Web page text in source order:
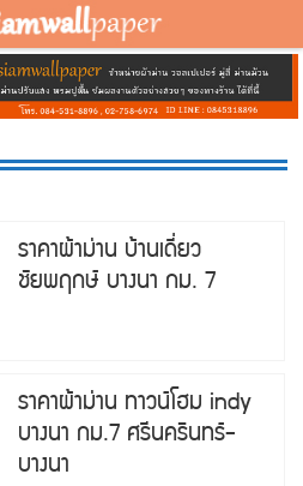
ราคาผ้าม่าน บ้านเดี่ยว
ชัยพฤกษ์ บางนา กม. 7
ราคาผ้าม่าน ทาวน์โฮม indy
บางนา กม.7 ศรีนครินทร์-
บางนา